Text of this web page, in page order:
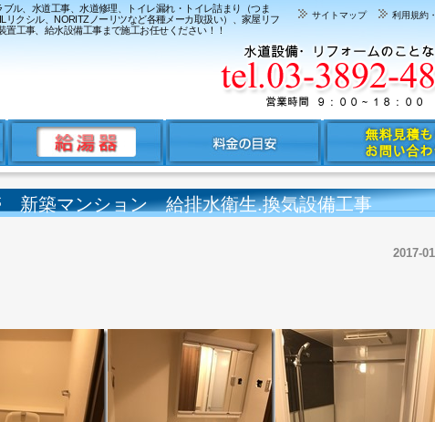
ル、水道工事、水道修理、トイレ漏れ・トイレ詰まり（つま
クシル、NORITZノーリツなど各種メーカ取扱い）、家屋リフ
工事、給水設備工事まで施工お任せください！！
利用規約
サイトマップ
新築マンション 給排水衛生.換気設備工事
2017-